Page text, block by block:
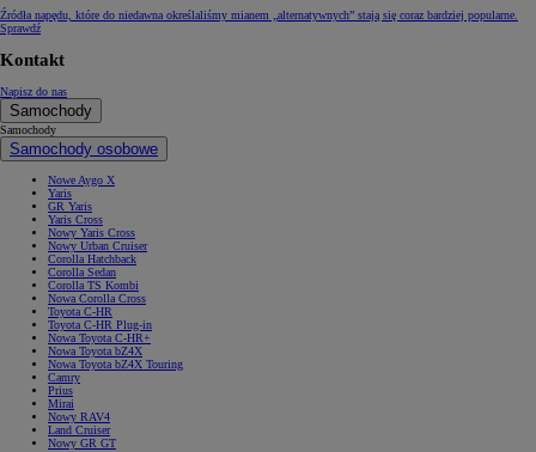
Źródła napędu, które do niedawna określaliśmy mianem „alternatywnych” stają się coraz bardziej popularne.
Sprawdź
Kontakt
Napisz do nas
Samochody
Samochody
Samochody osobowe
Nowe Aygo X
Yaris
GR Yaris
Yaris Cross
Nowy Yaris Cross
Nowy Urban Cruiser
Corolla Hatchback
Corolla Sedan
Corolla TS Kombi
Nowa Corolla Cross
Toyota C-HR
Toyota C-HR Plug-in
Nowa Toyota C-HR+
Nowa Toyota bZ4X
Nowa Toyota bZ4X Touring
Camry
Prius
Mirai
Nowy RAV4
Land Cruiser
Nowy GR GT